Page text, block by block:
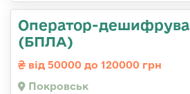
Оператор-
(БПЛА)
від 50000 до 120000 грн
Покровськ